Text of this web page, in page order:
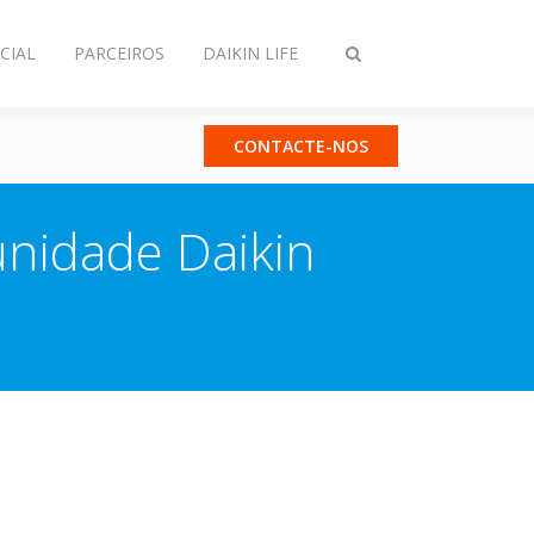
Comutar
PARCEIROS DAIKIN LIFE
CONTACTE-NOS
Daikin